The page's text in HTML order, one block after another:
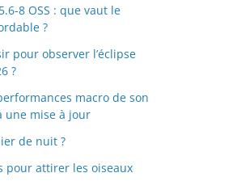
8 OSS : que vaut le
?
pour observer l’éclipse
?
macro de son
une mise à jour
de nuit ?
pour attirer les oiseaux